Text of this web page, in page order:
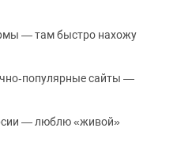
— там быстро нахожу
сайты —
— люблю «живой»